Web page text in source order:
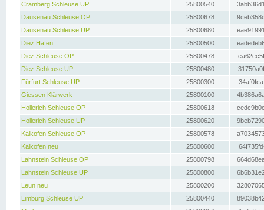
Cramberg Schleuse UP
25800540
Dausenau Schleuse OP
25800678
Dausenau Schleuse UP
25800680
Diez Hafen
25800500
Diez Schleuse OP
25800478
Diez Schleuse UP
25800480
Fürfurt Schleuse UP
25800300
Giessen Klärwerk
25800100
Hollerich Schleuse OP
25800618
Hollerich Schleuse UP
25800620
Kalkofen Schleuse OP
25800578
Kalkofen neu
25800600
Lahnstein Schleuse OP
25800798
Lahnstein Schleuse UP
25800800
Leun neu
25800200
Limburg Schleuse UP
25800440